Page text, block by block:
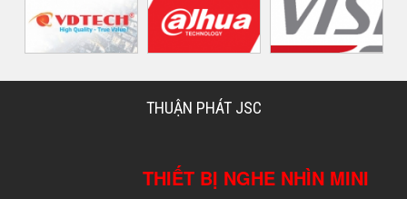
THUẬN PHÁT JSC
THIẾT BỊ NGHE NHÌN MINI